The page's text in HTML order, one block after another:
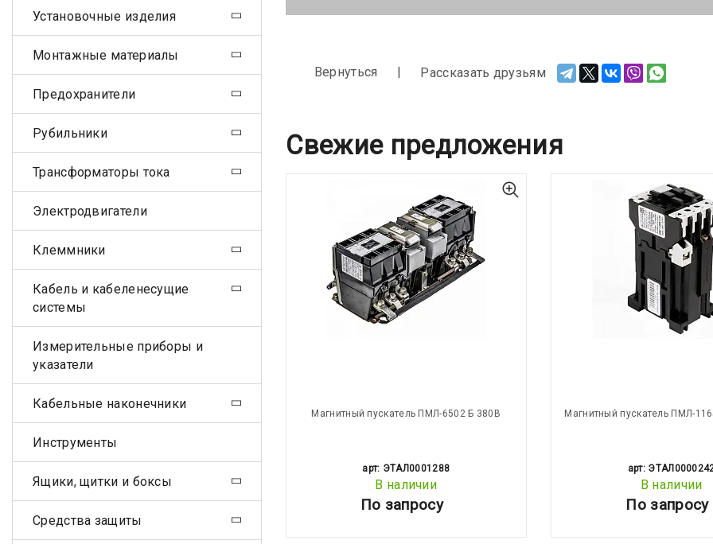
Вернуться Рассказать друзьям
Свежие предложения
Магнитный пускатель ПМЛ-6502 Б 380В
арт: ЭТАЛ0001288
В наличии
По запросу
Магнитный пускатель ПМЛ-
арт:
В наличии
По запросу
Установочные изделия
Монтажные материалы
Предохранители
Рубильники
Трансформаторы тока
Электродвигатели
Клеммники
Кабель и кабеленесущие
системы
Измерительные приборы и
указатели
Кабельные наконечники
Инструменты
Ящики, щитки и боксы
Средства защиты